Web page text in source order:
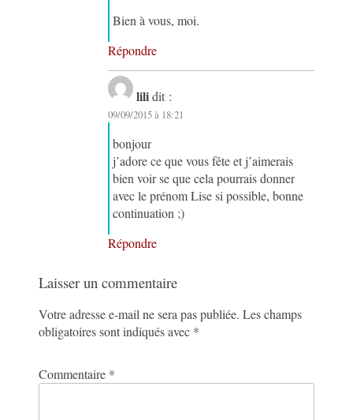
Bien à vous, moi.
Répondre
lili dit :
09/09/2015 à 18:21
bonjour
j’adore ce que vous fête et j’aimerais
bien voir se que cela pourrais donner
avec le prénom Lise si possible, bonne
continuation ;)
Répondre
Laisser un commentaire
Votre adresse e-mail ne sera pas publiée. Les champs
obligatoires sont indiqués avec *
Commentaire *